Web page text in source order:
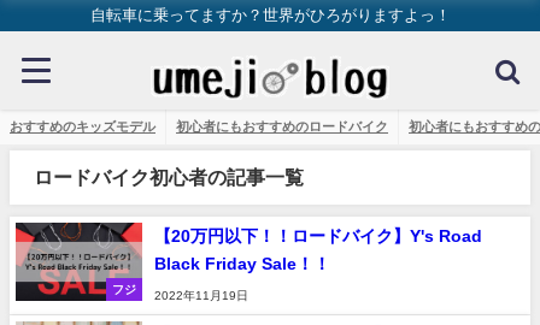
自転車に乗ってますか？世界がひろがりますよっ！
おすすめのキッズモデル 初心者にもおすすめのロードバイク 初心者にもおすすめ
ロードバイク初心者の記事一覧
フジ
【20万円以下！！ロードバイク】Y's Road
Black Friday Sale！！
2022年11月19日